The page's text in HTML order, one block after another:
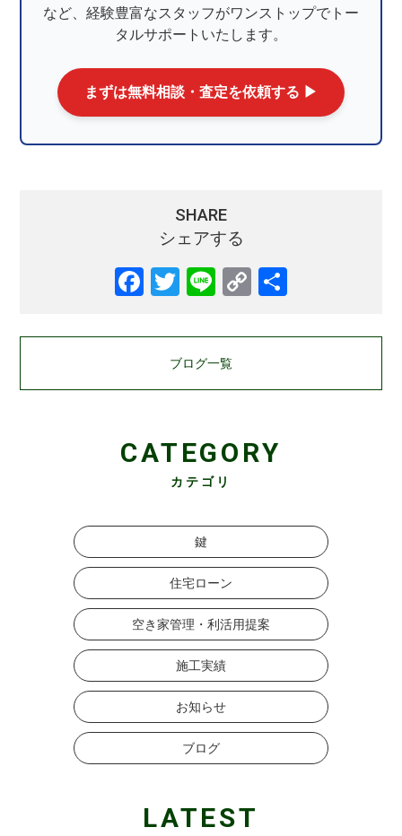
など、経験豊富なスタッフがワンストップでトー
タルサポートいたします。
まずは無料相談・査定を依頼する ▶︎
SHARE
シェアする
ブログ一覧
CATEGORY
カテゴリ
鍵
住宅ローン
空き家管理・利活用提案
施工実績
お知らせ
ブログ
LATEST